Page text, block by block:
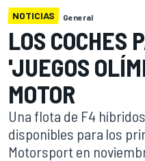
NOTICIAS General
LOS COCHES
'JUEGOS
MOTOR
Una flota de F4
disponibles para los
Motorsport en